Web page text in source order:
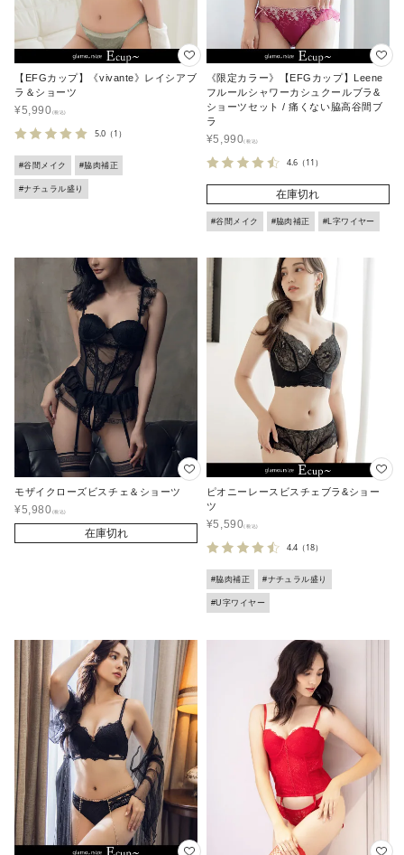
【EFGカップ】《vivante》レイシアブ
ラ＆ショーツ
¥5,990
5.0 （1）
#谷間メイク #脇肉補正
#ナチュラル盛り
《限定カラー》【EFGカップ】Leene
フルールシャワーカシュクールブラ&
ショーツセット / 痛くない脇高谷間ブ
ラ
¥5,990
4.6（11）
在庫切れ
#谷間メイク #脇肉補正 #L字ワイヤー
モザイクローズビスチェ＆ショーツ
¥5,980
在庫切れ
ピオニーレースビスチェブラ&ショー
ツ
¥5,590
4.4（18）
#脇肉補正 #ナチュラル盛り
#U字ワイヤー